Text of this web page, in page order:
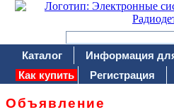
Каталог Информация
Как купить
Регистрация
Объявление